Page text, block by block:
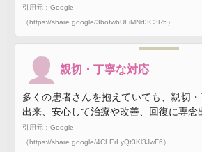
引用元：Google
（https://share.google/3bofwbULiMNd3C3R5）
親切・丁寧な対応
多くの患者さんを抱えていても、親切
出来、安心して治療や改善、回復に専念
引用元：Google
（https://share.google/4CLErLyQt3Kl3JwF6）